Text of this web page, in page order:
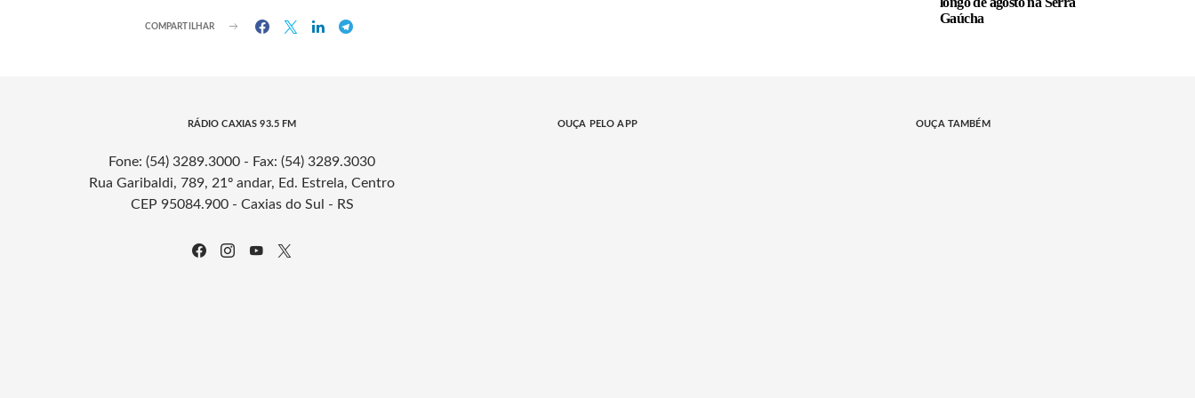
COMPARTILHAR
Gaúcha
RÁDIO CAXIAS 93.5 FM
Fone: (54) 3289.3000 - Fax: (54) 3289.3030
Rua Garibaldi, 789, 21º andar, Ed. Estrela, Centro
CEP 95084.900 - Caxias do Sul - RS
OUÇA PELO APP OUÇA TAMBÉM